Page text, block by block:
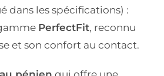
dans les spécifications) :
PerfectFit, reconnu
et son confort au contact.